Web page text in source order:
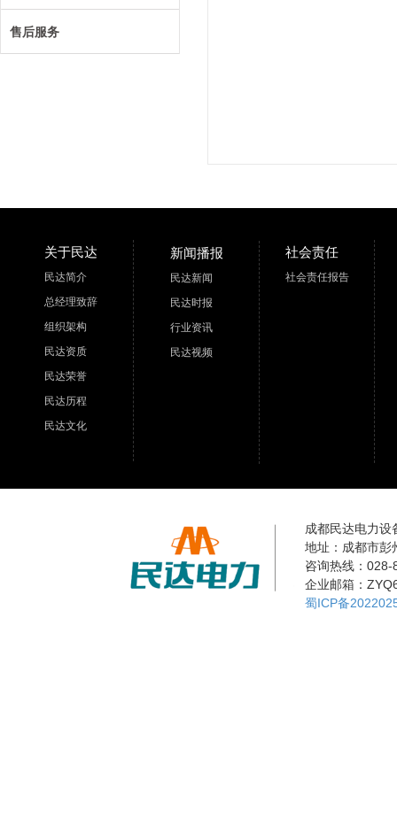
售后服务
关于民达
民达简介
总经理致辞
组织架构
民达资质
民达荣誉
民达历程
民达文化
新闻播报
民达新闻
民达时报
行业资讯
民达视频
社会责任
社会责任报告
成都民达电力设
地址：成都市彭
咨询热线：028-
企业邮箱：
蜀ICP备